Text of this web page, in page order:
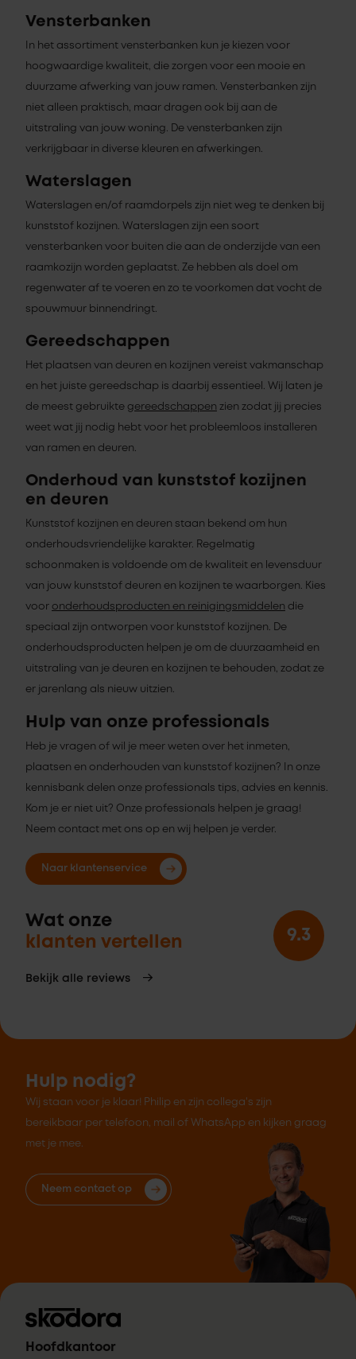
Vensterbanken
In het assortiment vensterbanken kun je kiezen voor
hoogwaardige kwaliteit, die zorgen voor een mooie en
duurzame afwerking van jouw ramen. Vensterbanken zijn
niet alleen praktisch, maar dragen ook bij aan de
uitstraling van jouw woning. De vensterbanken zijn
verkrijgbaar in diverse kleuren en afwerkingen.
Waterslagen
Waterslagen en/of raamdorpels zijn niet weg te denken bij
kunststof kozijnen. Waterslagen zijn een soort
vensterbanken voor buiten die aan de onderzijde van een
raamkozijn worden geplaatst. Ze hebben als doel om
regenwater af te voeren en zo te voorkomen dat vocht de
spouwmuur binnendringt.
Gereedschappen
Het plaatsen van deuren en kozijnen vereist vakmanschap
en het juiste gereedschap is daarbij essentieel. Wij laten je
de meest gebruikte gereedschappen zien zodat jij precies
weet wat jij nodig hebt voor het probleemloos installeren
van ramen en deuren.
Onderhoud van kunststof kozijnen
en deuren
Kunststof kozijnen en deuren staan bekend om hun
onderhoudsvriendelijke karakter. Regelmatig
schoonmaken is voldoende om de kwaliteit en levensduur
van jouw kunststof deuren en kozijnen te waarborgen. Kies
voor onderhoudsproducten en reinigingsmiddelen die
speciaal zijn ontworpen voor kunststof kozijnen. De
onderhoudsproducten helpen je om de duurzaamheid en
uitstraling van je deuren en kozijnen te behouden, zodat ze
er jarenlang als nieuw uitzien.
Hulp van onze professionals
Heb je vragen of wil je meer weten over het inmeten,
plaatsen en onderhouden van kunststof kozijnen? In onze
kennisbank delen onze professionals tips, advies en kennis.
Kom je er niet uit? Onze professionals helpen je graag!
Neem contact met ons op en wij helpen je verder.
Naar klantenservice
Wat onze
klanten vertellen
Bekijk alle reviews
9.3
Hulp nodig?
Wij staan voor je klaar! Philip en zijn collega's zijn
bereikbaar per telefoon, mail of WhatsApp en kijken graag
met je mee.
Neem contact op
Hoofdkantoor